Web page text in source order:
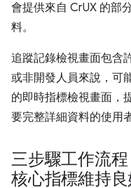
會提供來自 CrUX 的部
料。
追蹤記錄檢視畫面包含
或非開發人員來說，可
的即時指標檢視畫面，
要完整詳細資料的使用
三步驟工作流
核心指標維持